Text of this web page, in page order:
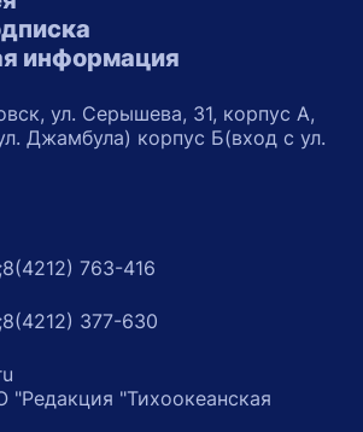
информация
ул. Серышева, 31, корпус А,
Джамбула) корпус Б(вход с ул.
8(4212) 763-416
8(4212) 377-630
"Редакция "Тихоокеанская